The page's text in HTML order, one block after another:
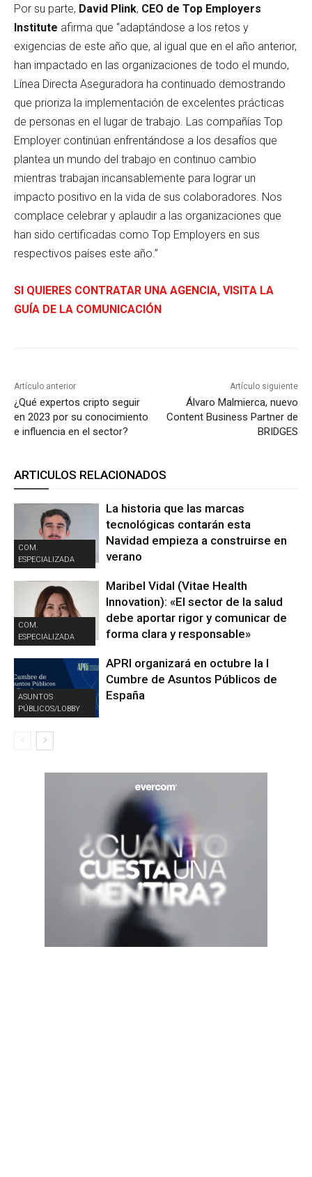
Por su parte, David Plink, CEO de Top Employers
Institute afirma que “adaptándose a los retos y
exigencias de este año que, al igual que en el año anterior,
han impactado en las organizaciones de todo el mundo,
Línea Directa Aseguradora ha continuado demostrando
que prioriza la implementación de excelentes prácticas
de personas en el lugar de trabajo. Las compañías Top
Employer continúan enfrentándose a los desafíos que
plantea un mundo del trabajo en continuo cambio
mientras trabajan incansablemente para lograr un
impacto positivo en la vida de sus colaboradores. Nos
complace celebrar y aplaudir a las organizaciones que
han sido certificadas como Top Employers en sus
respectivos países este año.”
SI QUIERES CONTRATAR UNA AGENCIA, VISITA LA
GUÍA DE LA COMUNICACIÓN
Artículo anterior
¿Qué expertos cripto seguir
en 2023 por su conocimiento
e influencia en el sector?
Artículo siguiente
Álvaro Malmierca, nuevo
Content Business Partner de
BRIDGES
ARTICULOS RELACIONADOS
COM.
ESPECIALIZADA
La historia que las marcas
tecnológicas contarán esta
Navidad empieza a construirse en
verano
COM.
ESPECIALIZADA
Maribel Vidal (Vitae Health
Innovation): «El sector de la salud
debe aportar rigor y comunicar de
forma clara y responsable»
ASUNTOS
PÚBLICOS/LOBBY
APRI organizará en octubre la I
Cumbre de Asuntos Públicos de
España